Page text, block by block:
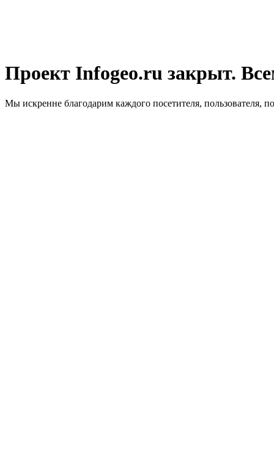
Проект Infogeo.ru закрыт.
Мы искренне благодарим каждого посетителя, пользователя,